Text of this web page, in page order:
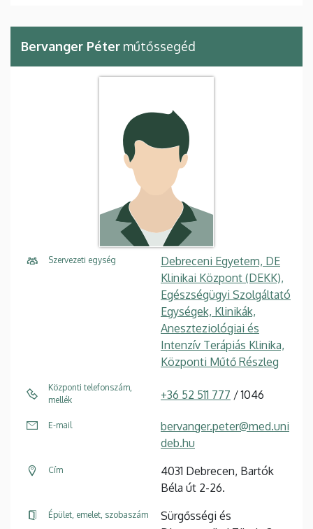
Bervanger Péter műtőssegéd
Szervezeti egység
Debreceni Egyetem, DE
Klinikai Központ (DEKK),
Egészségügyi Szolgáltató
Egységek, Klinikák,
Aneszteziológiai és
Intenzív Terápiás Klinika,
Központi Műtő Részleg
Központi telefonszám,
mellék
+36 52 511 777 / 1046
E-mail
bervanger.peter@med.uni
deb.hu
Cím
4031 Debrecen, Bartók
Béla út 2-26.
Épület, emelet, szobaszám
Sürgősségi és